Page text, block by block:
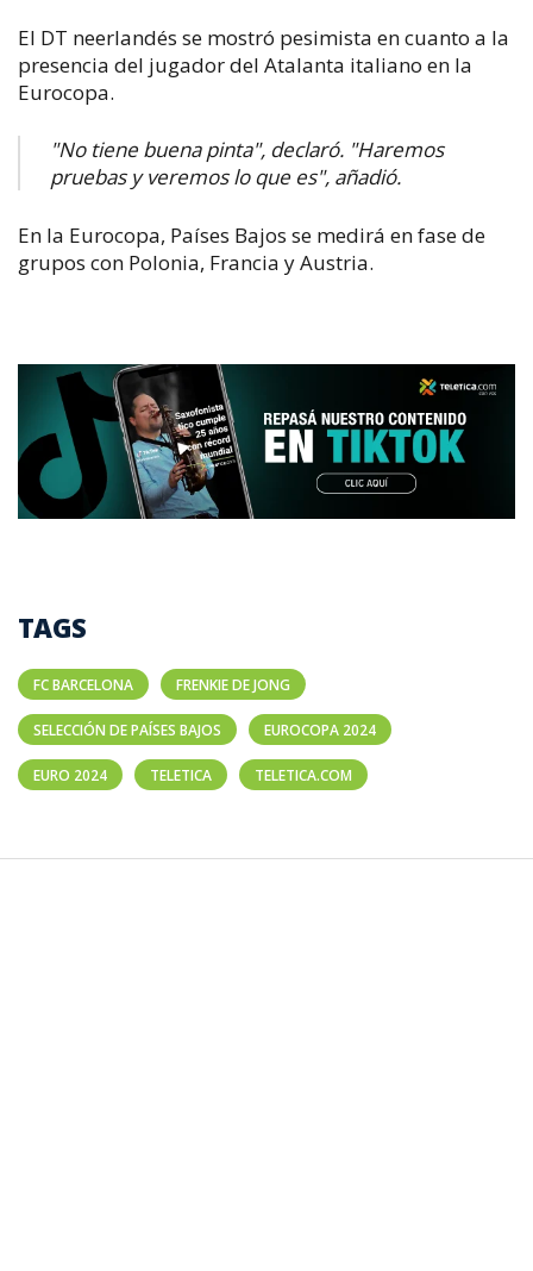
El DT neerlandés se mostró pesimista en cuanto a la
presencia del jugador del Atalanta italiano en la
Eurocopa.
"No tiene buena pinta", declaró. "Haremos
pruebas y veremos lo que es", añadió.
En la Eurocopa, Países Bajos se medirá en fase de
grupos con Polonia, Francia y Austria.
TAGS
FC BARCELONA FRENKIE DE JONG
SELECCIÓN DE PAÍSES BAJOS EUROCOPA 2024
EURO 2024 TELETICA TELETICA.COM